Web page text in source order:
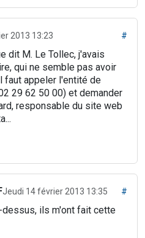
2013 13:23 #
dit M. Le Tollec, j'avais
qui ne semble pas avoir
faut appeler l'entité de
29 62 50 00) et demander
responsable du site web
Jeudi 14 février 2013 13:35 #
dessus, ils m'ont fait cette